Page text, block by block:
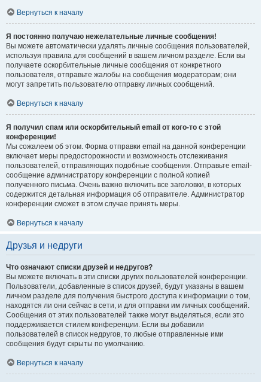
Вернуться к началу
Я постоянно получаю нежелательные личные сообщения!
Вы можете автоматически удалять личные сообщения пользователей,
используя правила для сообщений в вашем личном разделе. Если вы
получаете оскорбительные личные сообщения от конкретного
пользователя, отправьте жалобы на сообщения модераторам; они
могут запретить пользователю отправку личных сообщений.
Вернуться к началу
Я получил спам или оскорбительный email от кого-то с этой
конференции!
Мы сожалеем об этом. Форма отправки email на данной конференции
включает меры предосторожности и возможность отслеживания
пользователей, отправляющих подобные сообщения. Отправьте email-
сообщение администратору конференции с полной копией
полученного письма. Очень важно включить все заголовки, в которых
содержится детальная информация об отправителе. Администратор
конференции сможет в этом случае принять меры.
Вернуться к началу
Друзья и недруги
Что означают списки друзей и недругов?
Вы можете включать в эти списки других пользователей конференции.
Пользователи, добавленные в список друзей, будут указаны в вашем
личном разделе для получения быстрого доступа к информации о том,
находятся ли они сейчас в сети, и для отправки им личных сообщений.
Сообщения от этих пользователей также могут выделяться, если это
поддерживается стилем конференции. Если вы добавили
пользователей в список недругов, то любые отправленные ими
сообщения будут скрыты по умолчанию.
Вернуться к началу